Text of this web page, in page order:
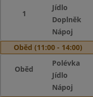
1
Jídlo
Doplněk
Nápoj
Oběd (11:00 - 14:00)
Oběd
Polévka
Jídlo
Nápoj